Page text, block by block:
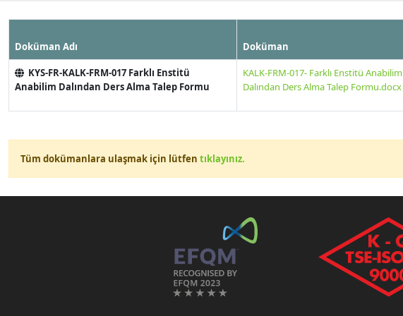
Doküman Adı Doküman
KYS-FR-KALK-FRM-017 Farklı Enstitü
Anabilim Dalından Ders Alma Talep Formu
KALK-FRM-017- Farklı Enstitü Anabilim
Dalından Ders Alma Talep Formu.docx
Tüm dokümanlara ulaşmak için lütfen tıklayınız.